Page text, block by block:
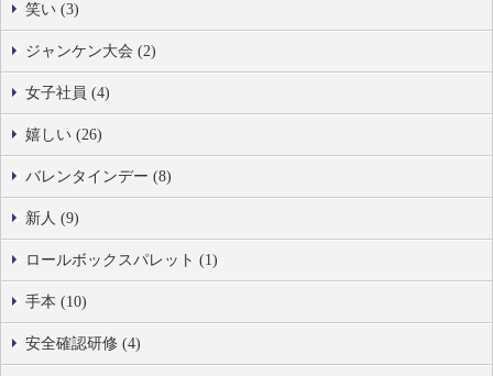
笑い (3)
ジャンケン大会 (2)
女子社員 (4)
嬉しい (26)
バレンタインデー (8)
新人 (9)
ロールボックスパレット (1)
手本 (10)
安全確認研修 (4)